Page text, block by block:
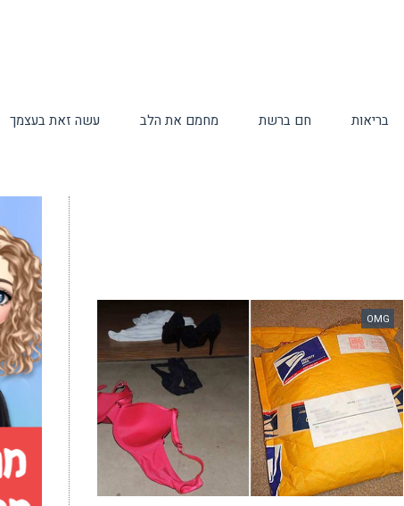
בריאות חם ברשת מחמם את הלב עשה זאת בעצמך
OMG